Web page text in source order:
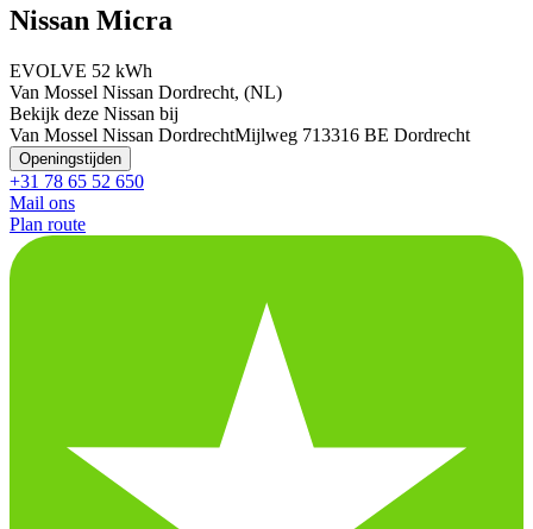
Nissan Micra
EVOLVE 52 kWh
Van Mossel Nissan Dordrecht, (NL)
Bekijk deze Nissan bij
Van Mossel Nissan DordrechtMijlweg 713316 BE Dordrecht
Openingstijden
+31 78 65 52 650
Mail ons
Plan route